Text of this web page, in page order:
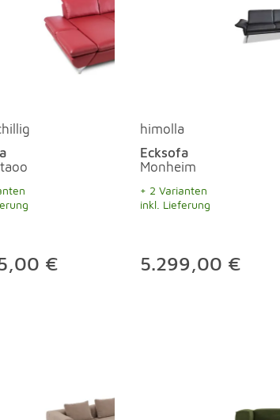
€
himolla
Ecksofa
Monheim
+ 2 Varianten
inkl. Lieferung
5.299,00 €